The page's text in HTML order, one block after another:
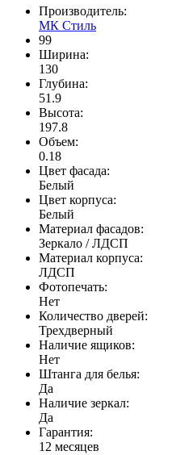
Производитель:
МК Стиль
99
Ширина:
130
Глубина:
51.9
Высота:
197.8
Объем:
0.18
Цвет фасада:
Белый
Цвет корпуса:
Белый
Материал фасадов:
Зеркало / ЛДСП
Материал корпуса:
ЛДСП
Фотопечать:
Нет
Количество дверей:
Трехдверный
Наличие ящиков:
Нет
Штанга для белья:
Да
Наличие зеркал:
Да
Гарантия:
12 месяцев